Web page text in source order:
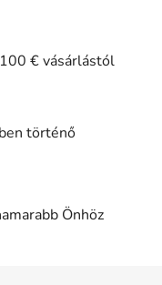
€ vásárlástól
történő
Önhöz